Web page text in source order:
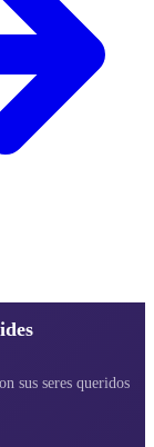
sus seres queridos